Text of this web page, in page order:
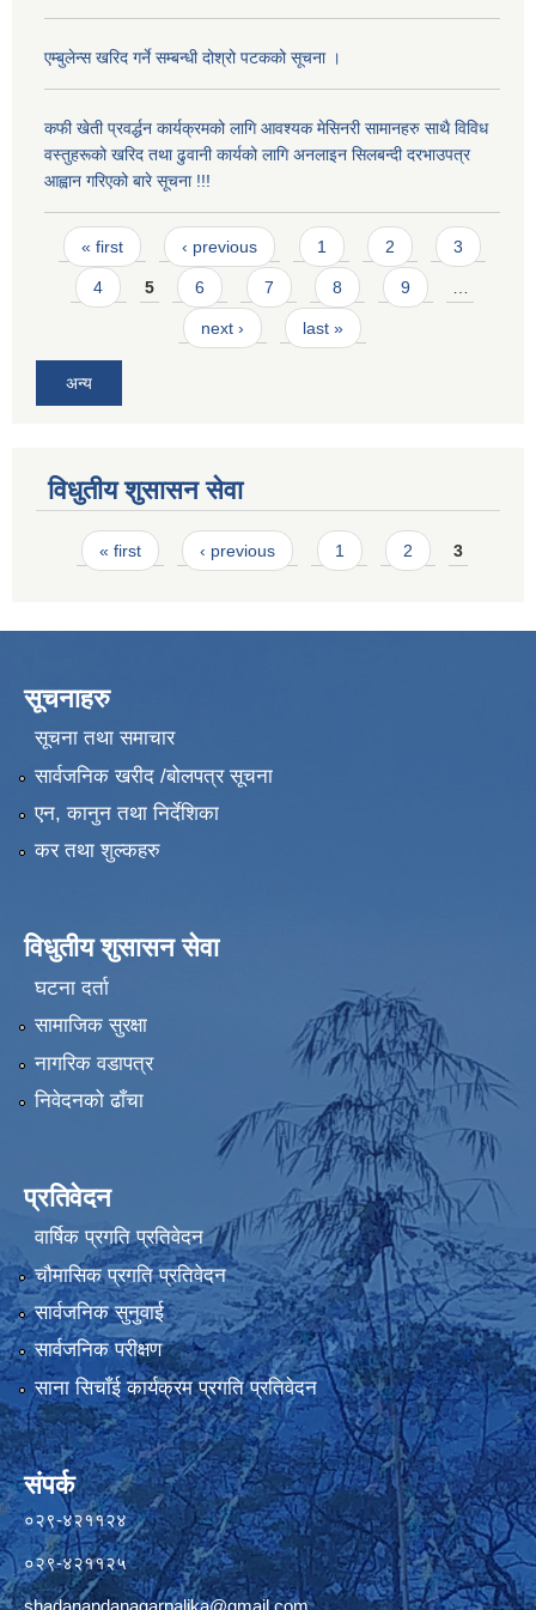
एम्बुलेन्स खरिद गर्ने सम्बन्धी दोश्रो पटकको सूचना ।
कफी खेती प्रवर्द्धन कार्यक्रमको लागि आवश्यक मेसिनरी सामानहरु साथै विविध
वस्तुहरूको खरिद तथा ढुवानी कार्यको लागि अनलाइन सिलबन्दी दरभाउपत्र
आह्वान गरिएको बारे सूचना !!!
Pages
« first ‹ previous 1 2 3
4 5 6 7 8 9
next › last »
अन्य
विधुतीय शुसासन सेवा
Pages
« first ‹ previous 1 2 3
सूचनाहरु
सूचना तथा समाचार
सार्वजनिक खरीद /बोलपत्र सूचना
एन, कानुन तथा निर्देशिका
कर तथा शुल्कहरु
विधुतीय शुसासन सेवा
घटना दर्ता
सामाजिक सुरक्षा
नागरिक वडापत्र
निवेदनको ढाँचा
प्रतिवेदन
वार्षिक प्रगति प्रतिवेदन
चौमासिक प्रगति प्रतिवेदन
सार्वजनिक सुनुवाई
सार्वजनिक परीक्षण
साना सिचाँई कार्यक्रम प्रगति प्रतिवेदन
संपर्क
०२९-४२११२४
०२९-४२११२५
shadanandanagarpalika@gmail.com